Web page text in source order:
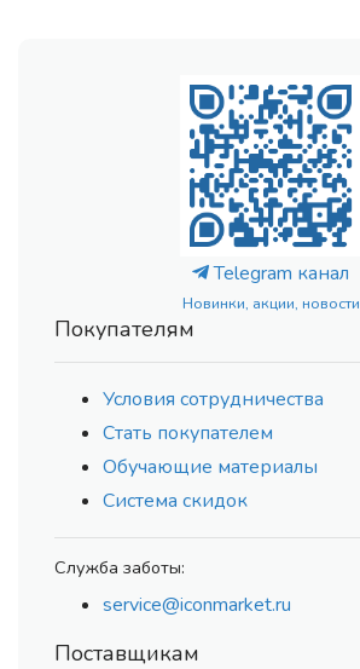
Telegram канал
Новинки, акции, новости
Покупателям
Условия сотрудничества
Стать покупателем
Обучающие материалы
Система скидок
Служба заботы:
service@iconmarket.ru
Поставщикам